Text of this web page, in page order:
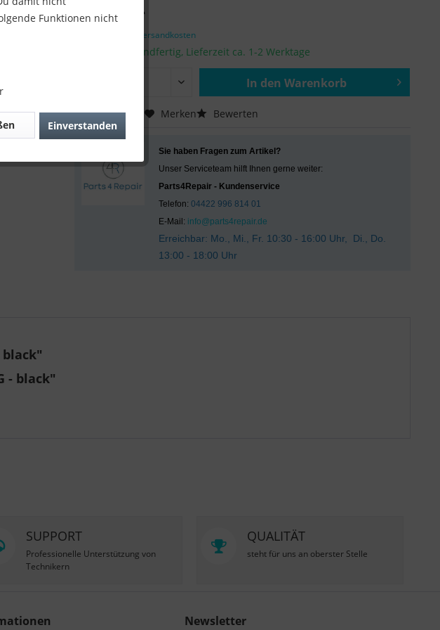
9,90 € *
zzgl. Versandkosten
Sofort versandfertig, Lieferzeit ca. 1-2 Werktage
In den Warenkorb
Vergleichen Merken Bewerten
Sie haben Fragen zum Artikel?
Unser Serviceteam hilft Ihnen gerne weiter:
Parts4Repair - Kundenservice
Telefon:04422 996 814 01
E-Mail: info@parts4repair.de
Erreichbar: Mo., Mi., Fr. 10:30 - 16:00 Uhr, Di., Do.
13:00 - 18:00 Uhr
black"
- black"
SUPPORT
Professionelle Unterstützung von
Technikern
QUALITÄT
steht für uns an oberster Stelle
Newsletter
Funktionen nicht
Einverstanden